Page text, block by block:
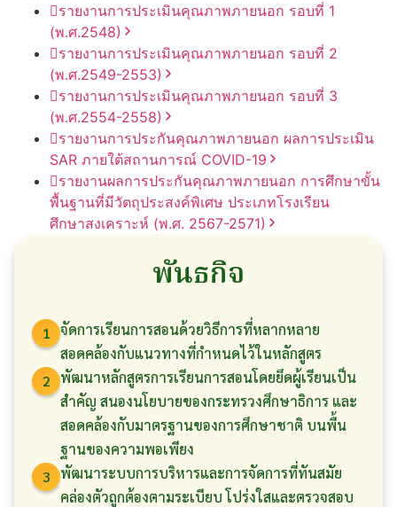
รายงานการประเมินคุณภาพภายนอก รอบ⁠ที่ 1
(พ.ศ.2548)
รายงานการประเมินคุณภาพภายนอก รอบ⁠ที่ 2
(พ.ศ.2549-2553)
รายงานการประเมินคุณภาพภายนอก รอบ⁠ที่ 3
(พ.ศ.2554-2558)
รายงานการประกันคุณภาพภายนอก ผลการประเมิน
SAR ภายใต้สถานการณ์ COVID-19
รายงานผลการประกันคุณภาพภายนอก การศึกษาขั้น
พื้นฐานที่มีวัตถุประสงค์พิเศษ ประเภทโรงเรียน
ศึกษาสงเคราะห์ (พ.ศ. 2567-2571)
พันธกิจ
1 จัดการเรียนการสอนด้วยวิธีการที่หลากหลาย
สอดคล้องกับแนวทางที่กำหนดไว้ในหลักสูตร
2
พัฒนาหลักสูตรการเรียนการสอนโดยยึดผู้เรียนเป็น
สำคัญ สนองนโยบายของกระทรวงศึกษาธิการ และ
สอดคล้องกับมาตรฐานของการศึกษาชาติ บนพื้น
ฐานของความพอเพียง
3
พัฒนาระบบการบริหารและการจัดการที่ทันสมัย
คล่องตัวถูกต้องตามระเบียบ โปร่งใสและตรวจสอบ